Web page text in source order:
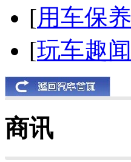
[用车保养
[玩车趣闻
商讯